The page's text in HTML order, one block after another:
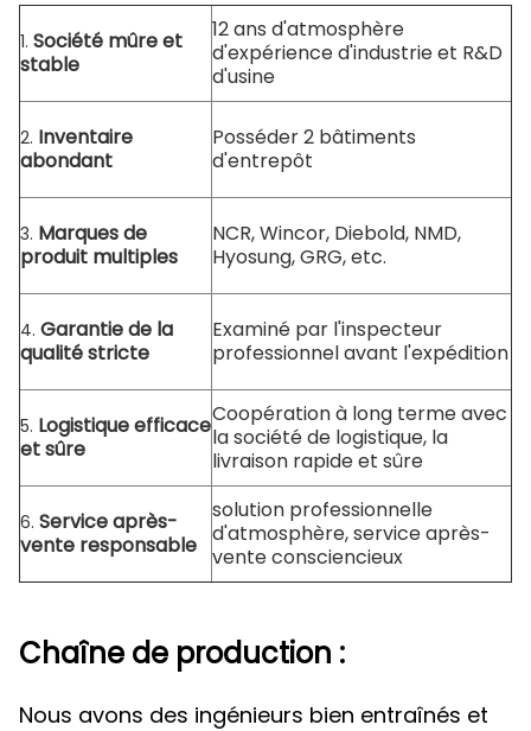
1. Société mûre et
stable
12 ans d'atmosphère
d'expérience d'industrie et R&D
d'usine
2. Inventaire
abondant
Posséder 2 bâtiments
d'entrepôt
3. Marques de
produit multiples
NCR, Wincor, Diebold, NMD,
Hyosung, GRG, etc.
4. Garantie de la
qualité stricte
Examiné par l'inspecteur
professionnel avant l'expédition
5. Logistique efficace
et sûre
Coopération à long terme avec
la société de logistique, la
livraison rapide et sûre
6. Service après-
vente responsable
solution professionnelle
d'atmosphère, service après-
vente consciencieux
Chaîne de production :
Nous avons des ingénieurs bien entraînés et